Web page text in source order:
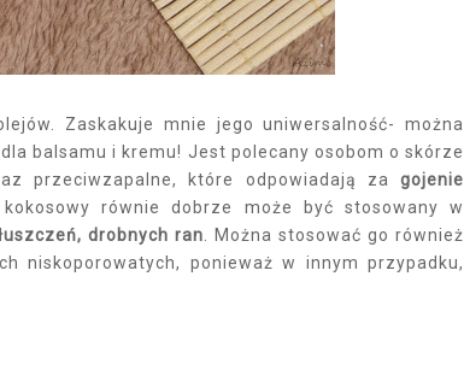
Zaskakuje mnie jego uniwersalność- można
balsamu i kremu! Jest polecany osobom o skórze
przeciwzapalne, które odpowiadają zagojenie
kokosowy równie dobrze może być stosowany w
drobnych ran . Można stosować go również
niskoporowatych, ponieważ w innym przypadku,